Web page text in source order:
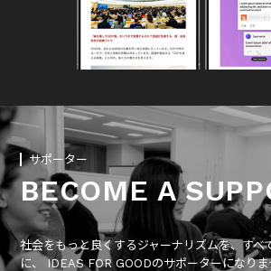
サポーター
BECOME A
社会をもっと良くするジャーナリズムを、すべ
に、 IDEAS FOR GOODのサポーターになりま